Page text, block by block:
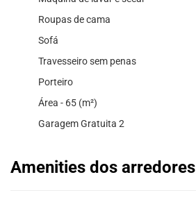
Roupas de cama
Sofá
Travesseiro sem penas
Porteiro
Área - 65 (m²)
Garagem Gratuita 2
Amenities dos arredores